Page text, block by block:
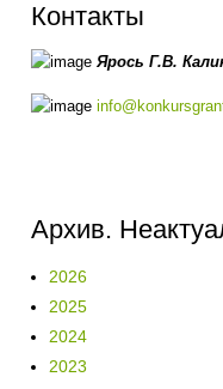
Контакты
Ярось Г.В.
Архив.
2026
2025
2024
2023